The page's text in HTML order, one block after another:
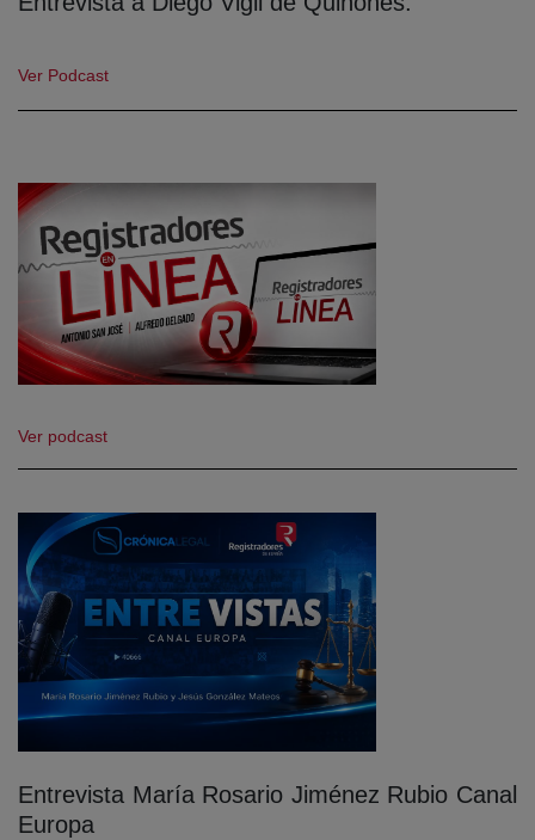
Ver Podcast
Ver podcast
Entrevista María Rosario Jiménez Rubio Canal
Europa